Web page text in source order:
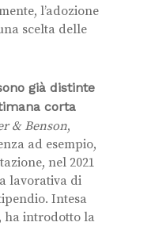
l’adozione
scelta delle
già distinte
corta
& Benson,
ad esempio,
nel 2021
lavorativa di
Intesa
ha introdotto la